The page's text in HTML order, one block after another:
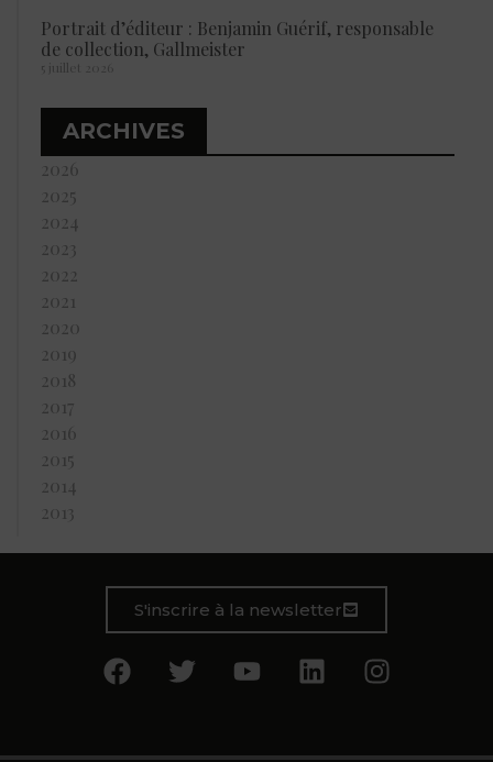
Portrait d’éditeur : Benjamin Guérif, responsable
de collection, Gallmeister
5 juillet 2026
ARCHIVES
2026
2025
2024
2023
2022
2021
2020
2019
2018
2017
2016
2015
2014
2013
S'inscrire à la newsletter